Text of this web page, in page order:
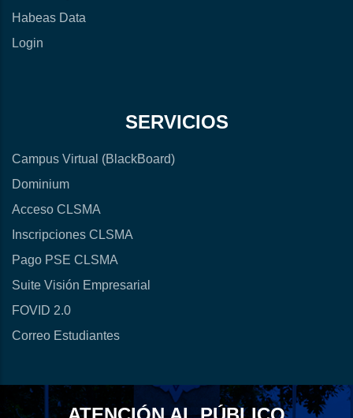
Habeas Data
Login
SERVICIOS
Campus Virtual (BlackBoard)
Dominium
Acceso CLSMA
Inscripciones CLSMA
Pago PSE CLSMA
Suite Visión Empresarial
FOVID 2.0
Correo Estudiantes